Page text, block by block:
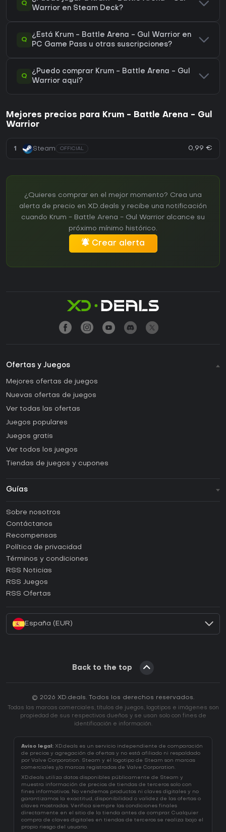
Q
Warrior en Steam Deck?
Q
¿Está Krum - Battle Arena - Gul Warrior en
PC Game Pass u otras suscripciones?
Q
¿Puedo comprar Krum - Battle Arena - Gul
Warrior aquí?
Mejores precios para Krum - Battle Arena - Gul
Warrior
1 Steam OFFICIAL 0,99 €
¿Quieres comprar en el mejor momento? Crea una
alerta de precio en XD.deals y recibe una notificación
cuando Krum - Battle Arena - Gul Warrior alcance su
próximo mínimo histórico.
Crear alerta
Ofertas y Juegos
Mejores ofertas de juegos
Nuevas ofertas de juegos
Ver todas las ofertas
Juegos populares
Juegos gratis
Ver todos los juegos
Tiendas de juegos y cupones
Guías
Guías y tutoriales
¿Cómo activar una CD Key de Steam?
¿Cómo activar una CD Key de Epic Games?
¿Cómo activar una CD Key de GOG?
¿Cómo activar una CD Key de Ubisoft Connect?
Sobre nosotros
Contáctanos
Recompensas
Política de privacidad
Términos y condiciones
RSS Noticias
RSS Juegos
RSS Ofertas
España (EUR)
Back to the top
© 2026 XD.deals. Todos los derechos reservados.
Todas las marcas comerciales, títulos de juegos, logotipos e imágenes son
propiedad de sus respectivos dueños y se usan solo con fines de
identificación e información.
Aviso legal: XD.deals es un servicio independiente de comparación
de precios y agregación de ofertas y no está afiliado ni respaldado
por Valve Corporation. Steam y el logotipo de Steam son marcas
comerciales y/o marcas registradas de Valve Corporation.
XD.deals utiliza datos disponibles públicamente de Steam y
muestra información de precios de tiendas de terceros solo con
fines informativos. No vendemos productos ni claves digitales y no
garantizamos la exactitud, disponibilidad o validez de las ofertas o
claves mostradas. Verifica siempre las condiciones finales
directamente en el sitio de la tienda antes de comprar. Cualquier
compra de claves digitales en tiendas de terceros se realiza bajo el
propio riesgo del usuario.